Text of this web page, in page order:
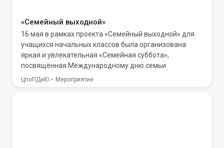
«Семейный выходной»
16 мая в рамках проекта «Семейный выходной» для
учащихся начальных классов была организована
яркая и увлекательная «Семейная суббота»,
посвящённая Международному дню семьи
ЦпоПДиЮ Мероприятие